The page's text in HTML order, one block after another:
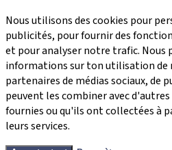
Nous utilisons des cookies pour
publicités, pour fournir des
et pour analyser notre trafic. Nous
informations sur ton utilisation de
partenaires de médias sociaux, de
peuvent les combiner avec
fournies ou qu'ils ont collectées à
leurs services.